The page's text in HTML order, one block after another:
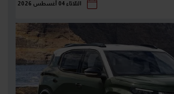
الثلاثاء 04 أغسطس 2026